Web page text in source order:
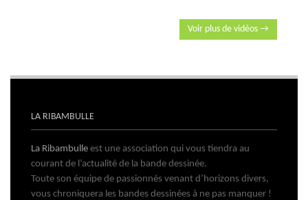
Voir plus de vidéos →
LA RIBAMBULLE
La Ribambulle est une association qui vous tiendra au
courant de l’actualité de la bande dessinée.
Toute son équipe de passionnés venant d’horizons divers,
vous chroniquera les bandes dessinées à ne pas manquer !